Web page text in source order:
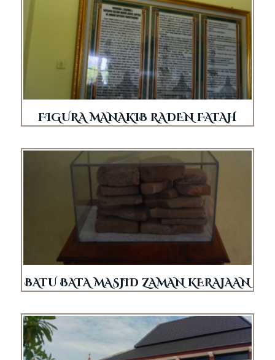
FIGURA MANAKIB RADEN FATAH
BATU BATA MASJID ZAMAN KERAJAAN